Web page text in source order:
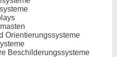
Orientierungssysteme
Beschilderungssysteme